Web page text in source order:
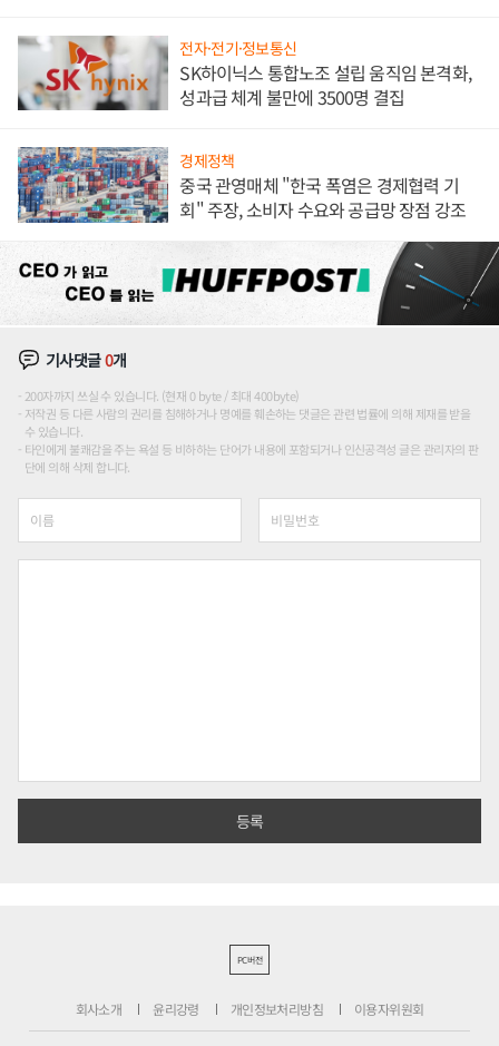
전자·전기·정보통신
SK하이닉스 통합노조 설립 움직임 본격화,
성과급 체계 불만에 3500명 결집
경제정책
중국 관영매체 "한국 폭염은 경제협력 기
회" 주장, 소비자 수요와 공급망 장점 강조
기사댓글0개
200자까지 쓰실 수 있습니다. (현재 0 byte / 최대 400byte)
저작권 등 다른 사람의 권리를 침해하거나 명예를 훼손하는 댓글은 관련 법률에 의해 제재를 받을
수 있습니다.
타인에게 불쾌감을 주는 욕설 등 비하하는 단어가 내용에 포함되거나 인신공격성 글은 관리자의 판
단에 의해 삭제 합니다.
PC버전
회사소개 윤리강령 개인정보처리방침 이용자위원회